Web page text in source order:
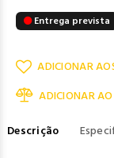
Entrega prevista
ADICIONAR
ADICIONAR
Descrição